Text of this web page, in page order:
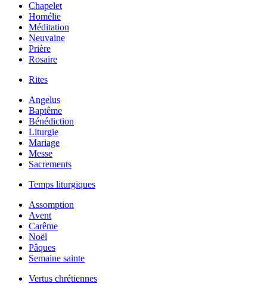
Chapelet
Homélie
Méditation
Neuvaine
Prière
Rosaire
Rites
Angelus
Baptême
Bénédiction
Liturgie
Mariage
Messe
Sacrements
Temps liturgiques
Assomption
Avent
Carême
Noël
Pâques
Semaine sainte
Vertus chrétiennes